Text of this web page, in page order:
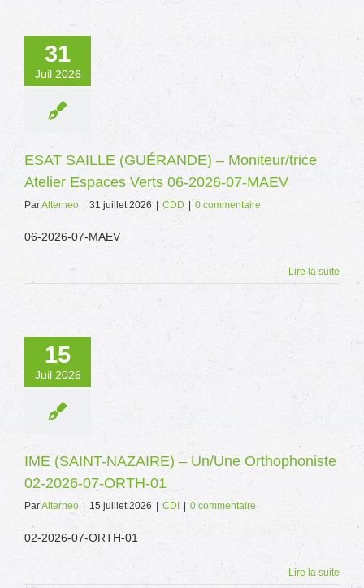
31
Juil 2026
ESAT SAILLE (GUÉRANDE) – Moniteur/trice
Atelier Espaces Verts 06-2026-07-MAEV
ParAlterneo 31 juillet 2026 CDD 0 commentaire
06-2026-07-MAEV
Lire la suite
15
Juil 2026
IME (SAINT-NAZAIRE) – Un/Une Orthophoniste
02-2026-07-ORTH-01
ParAlterneo 15 juillet 2026 CDI 0 commentaire
02-2026-07-ORTH-01
Lire la suite